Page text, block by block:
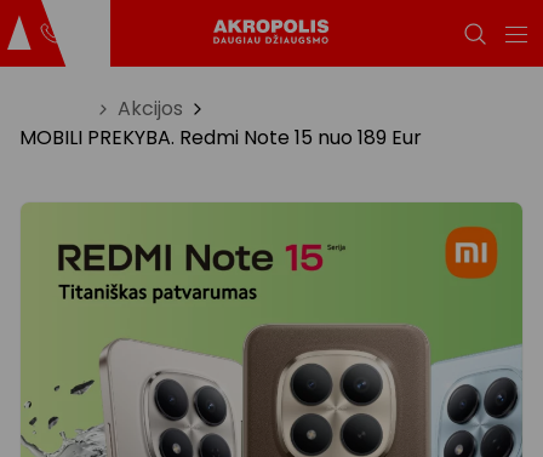
Akcijos
MOBILI PREKYBA. Redmi Note 15 nuo 189 Eur